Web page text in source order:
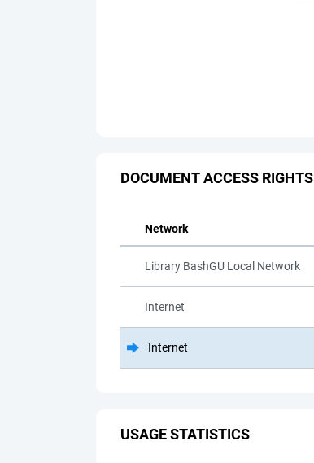
DOCUMENT ACCESS RIGHTS
Network
Library BashGU Local Network
Internet
Internet
USAGE STATISTICS